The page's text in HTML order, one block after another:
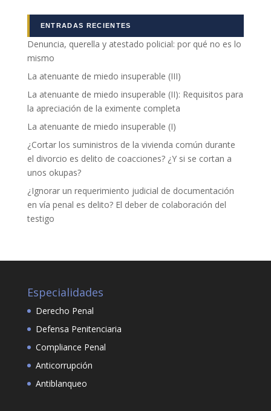
ENTRADAS RECIENTES
Denuncia, querella y atestado policial: por qué no es lo
mismo
La atenuante de miedo insuperable (III)
La atenuante de miedo insuperable (II): Requisitos para
la apreciación de la eximente completa
La atenuante de miedo insuperable (I)
¿Cortar los suministros de la vivienda común durante
el divorcio es delito de coacciones? ¿Y si se cortan a
unos okupas?
¿Ignorar un requerimiento judicial de documentación
en vía penal es delito? El deber de colaboración del
testigo
Especialidades
Derecho Penal
Defensa Penitenciaria
Compliance Penal
Anticorrupción
Antiblanqueo
Marketing
intereses y
comportamiento
nuestro sitio,
aumentas la
ver contenido y
ofertas